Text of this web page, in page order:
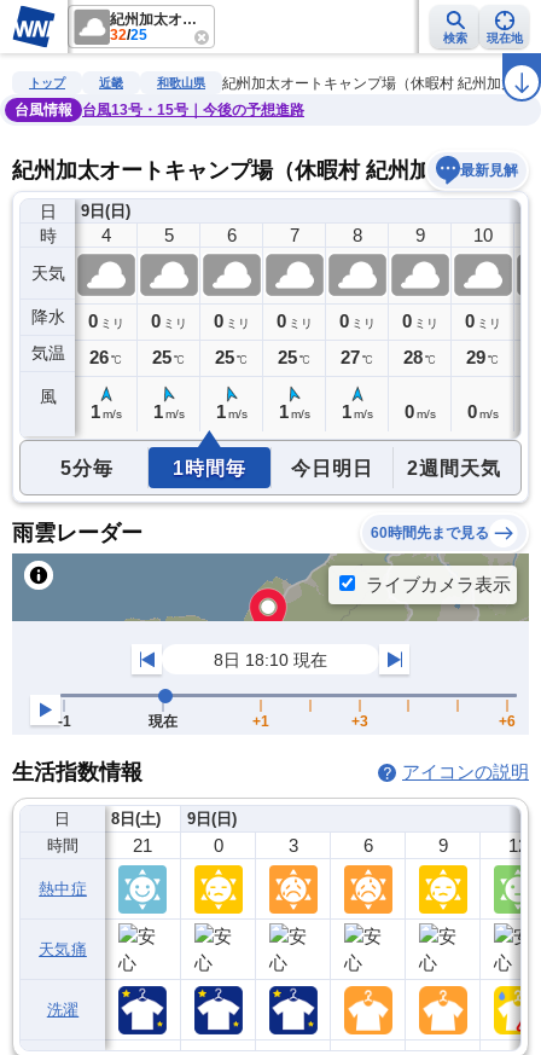
紀州加太オートキャンプ場（休暇村 紀州加太）
32/25 検索 現在地
雨雲レーダー 台風情報 地震情報 警報・注意報 2週間天気 ラ
トップ 近畿 和歌山県
紀州加太オートキャンプ場（休暇村 紀州加太）
台風情報
台風13号・15号｜今後の予想進路
紀州加太オートキャンプ場（休暇村 紀州加太）の天
最新見解
日
時
天気
降水
気温
風
9日(日)
3
0ミリ
26℃
4
0 ミリ
26℃
1 m/s
5
0 ミリ
25℃
1 m/s
6
0 ミリ
25℃
1 m/s
7
0 ミリ
25℃
1 m/s
8
0 ミリ
27℃
1 m/s
9
0 ミリ
28℃
0 m/s
10
0 ミリ
29℃
0 m/s
5分毎 1時間毎 今日明日 2週間天気
雨雲レーダー 60時間先まで見る
生活指数情報 アイコンの説明
日
時間
熱中症
天気痛
洗濯
8日(土)
21
9日(日)
0 3 6 9 12